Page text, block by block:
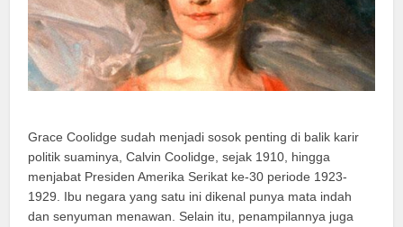
Grace Coolidge sudah menjadi sosok penting di balik karir
politik suaminya, Calvin Coolidge, sejak 1910, hingga
menjabat Presiden Amerika Serikat ke-30 periode 1923-
1929. Ibu negara yang satu ini dikenal punya mata indah
dan senyuman menawan. Selain itu, penampilannya juga